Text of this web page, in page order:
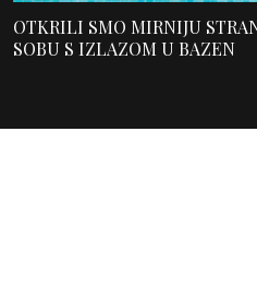
OTKRILI SMO MIRNIJU
SOBU S IZLAZOM U BAZEN